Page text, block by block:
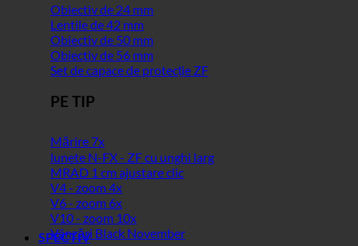
Obiectiv de 24 mm
Lentile de 42 mm
Obiectiv de 50 mm
Obiectiv de 56 mm
Set de capace de protecție ZF
PE TIP
Mărire 7x
lunete N-FX - ZF cu unghi larg
MRAD 1 cm ajustare clic
V4 - zoom 4x
V6 - zoom 6x
V10 - zoom 10x
Vânzări Black November
SPECTIV